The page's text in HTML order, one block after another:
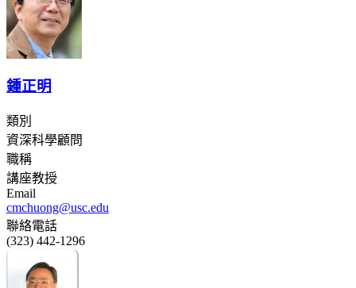
鍾正明
類別
資深科學顧問
職稱
講座教授
Email
cmchuong@usc.edu
聯絡電話
(323) 442-1296